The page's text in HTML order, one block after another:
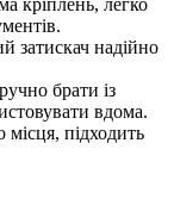
кріплень, легко
затискач надійно
брати із
вдома.
підходить